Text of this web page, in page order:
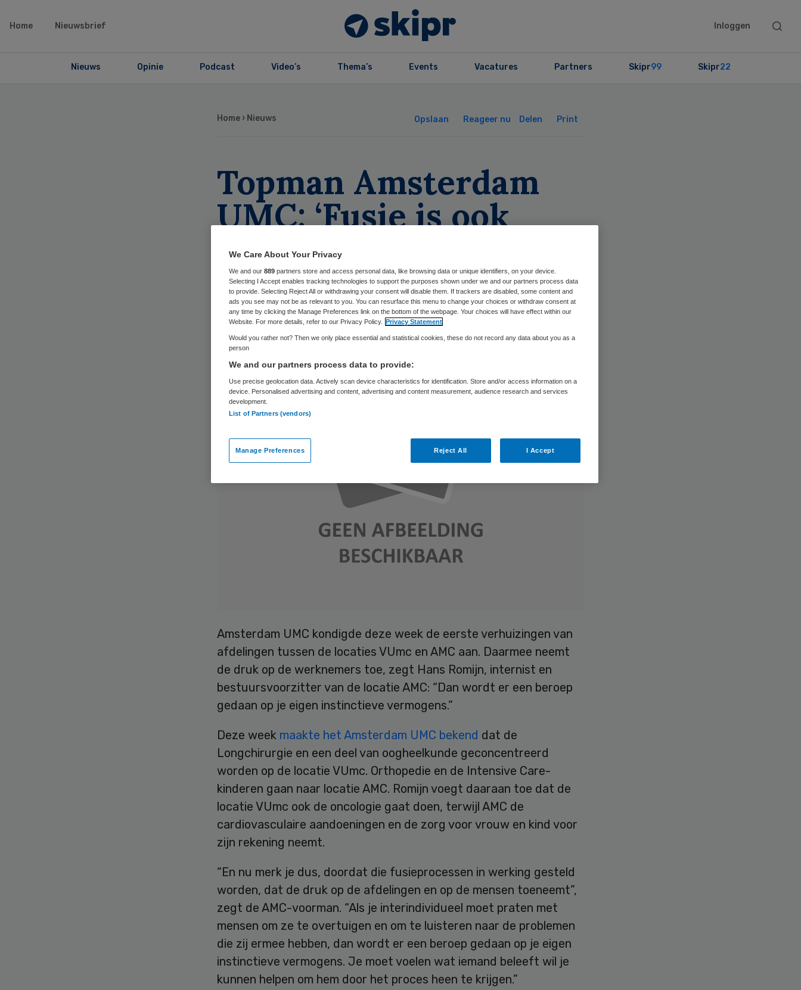
Home Nieuwsbrief Inloggen
Search
Nieuws Opinie Podcast Video’s Thema’s Events Vacatures Partners Skipr99 Skipr22
Home › Nieuws Opslaan Reageer nu Delen Print
Topman Amsterdam
UMC: ‘Fusie is ook
rouwproces’
Samira Ahli 15 november 2018,14:02 65 keer gelezen
Amsterdam UMC kondigde deze week de eerste verhuizingen van
afdelingen tussen de locaties VUmc en AMC aan. Daarmee neemt
de druk op de werknemers toe, zegt Hans Romijn, internist en
bestuursvoorzitter van de locatie AMC: “Dan wordt er een beroep
gedaan op je eigen instinctieve vermogens.”
Deze week maakte het Amsterdam UMC bekend dat de
Longchirurgie en een deel van oogheelkunde geconcentreerd
worden op de locatie VUmc. Orthopedie en de Intensive Care-
kinderen gaan naar locatie AMC. Romijn voegt daaraan toe dat de
locatie VUmc ook de oncologie gaat doen, terwijl AMC de
cardiovasculaire aandoeningen en de zorg voor vrouw en kind voor
zijn rekening neemt.
“En nu merk je dus, doordat die fusieprocessen in werking gesteld
worden, dat de druk op de afdelingen en op de mensen toeneemt”,
zegt de AMC-voorman. “Als je interindividueel moet praten met
mensen om ze te overtuigen en om te luisteren naar de problemen
die zij ermee hebben, dan wordt er een beroep gedaan op je eigen
instinctieve vermogens. Je moet voelen wat iemand beleeft wil je
kunnen helpen om hem door het proces heen te krijgen.”
We Care About Your Privacy
We and our 889 partners store and access personal data, like browsing data or unique identifiers, on your device.
Selecting I Accept enables tracking technologies to support the purposes shown under we and our partners process data
to provide. Selecting Reject All or withdrawing your consent will disable them. If trackers are disabled, some content and
ads you see may not be as relevant to you. You can resurface this menu to change your choices or withdraw consent at
any time by clicking the Manage Preferences link on the bottom of the webpage. Your choices will have effect within our
Website. For more details, refer to our Privacy Policy. Privacy Statement
Would you rather not? Then we only place essential and statistical cookies, these do not record any data about you as a
person
We and our partners process data to provide:
Use precise geolocation data. Actively scan device characteristics for identification. Store and/or access information on a
device. Personalised advertising and content, advertising and content measurement, audience research and services
development.
List of Partners (vendors)
Manage Preferences Reject All I Accept